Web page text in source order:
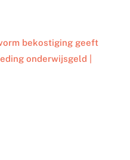
bekostiging geeft
onderwijsgeld |